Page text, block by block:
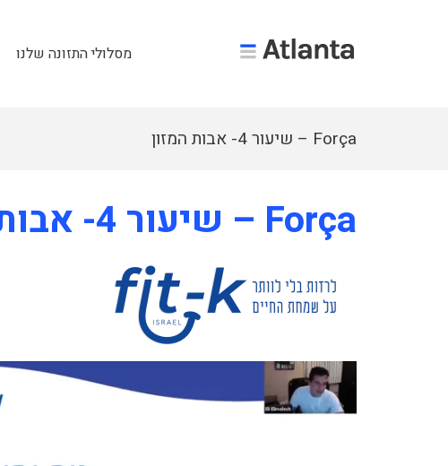
מסלולי התזונה שלנו
Força – שיעור 4- אבות המזון
Força – שיעור 4- אבות המזון